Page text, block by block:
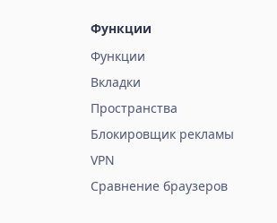
Функции
Функции
Вкладки
Пространства
Блокировщик рекламы
VPN
Сравнение браузеров